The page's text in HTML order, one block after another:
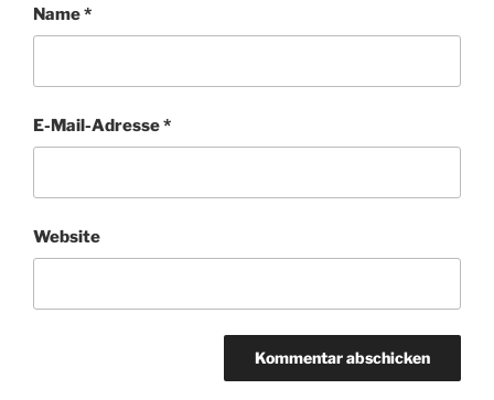
Name*
E-Mail-Adresse*
Website